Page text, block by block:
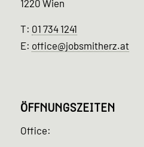
1220 Wien
T: 01 734 1241
E: office@jobsmitherz.at
ÖFFNUNGSZEITEN
Office: